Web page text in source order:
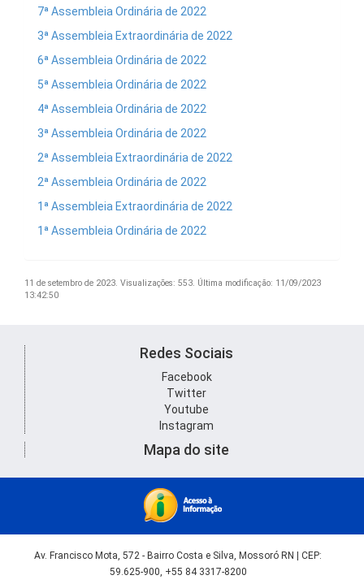
7ª Assembleia Ordinária de 2022
3ª Assembleia Extraordinária de 2022
6ª Assembleia Ordinária de 2022
5ª Assembleia Ordinária de 2022
4ª Assembleia Ordinária de 2022
3ª Assembleia Ordinária de 2022
2ª Assembleia Extraordinária de 2022
2ª Assembleia Ordinária de 2022
1ª Assembleia Extraordinária de 2022
1ª Assembleia Ordinária de 2022
11 de setembro de 2023. Visualizações: 553. Última modificação: 11/09/2023
13:42:50
Redes Sociais
Facebook
Twitter
Youtube
Instagram
Mapa do site
Av. Francisco Mota, 572 - Bairro Costa e Silva, Mossoró RN | CEP:
59.625-900, +55 84 3317-8200